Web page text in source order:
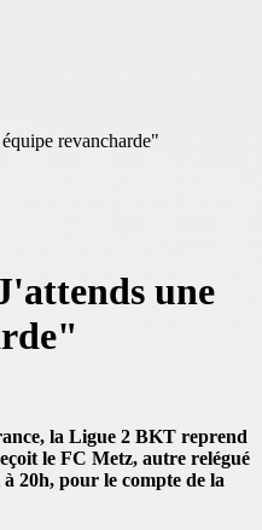
revancharde"
une
la Ligue 2 BKT reprend
le FC Metz, autre relégué
20h, pour le compte de la